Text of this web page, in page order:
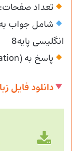
تعداد صفحات: 85
انگلیسی پایه8
پاسخ به (Your conversation) زبان خارجه هشتم
دانلود فایل